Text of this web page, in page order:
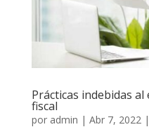
Prácticas indebidas
fiscal
por admin | Abr 7, 2022|